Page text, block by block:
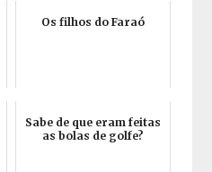
Os filhos do Faraó
Sabe de que eram feitas
as bolas de golfe?